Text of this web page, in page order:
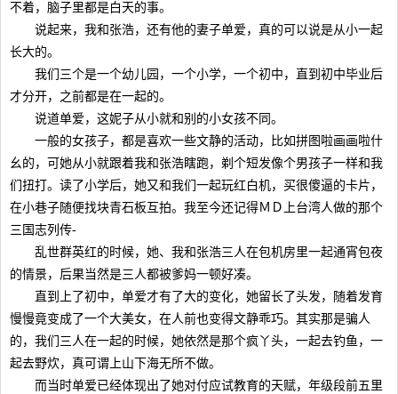
不着，脑子里都是白天的事。
说起来，我和张浩，还有他的妻子单爱，真的可以说是从小一起
长大的。
我们三个是一个幼儿园，一个小学，一个初中，直到初中毕业后
才分开，之前都是在一起的。
说道单爱，这妮子从小就和别的小女孩不同。
一般的女孩子，都是喜欢一些文静的活动，比如拼图啦画画啦什
幺的，可她从小就跟着我和张浩瞎跑，剃个短发像个男孩子一样和我
们扭打。读了小学后，她又和我们一起玩红白机，买很傻逼的卡片，
在小巷子随便找块青石板互拍。我至今还记得ＭＤ上台湾人做的那个
三国志列传-
乱世群英红的时候，她、我和张浩三人在包机房里一起通宵包夜
的情景，后果当然是三人都被爹妈一顿好凑。
直到上了初中，单爱才有了大的变化，她留长了头发，随着发育
慢慢竟变成了一个大美女，在人前也变得文静乖巧。其实那是骗人
的，我们三人在一起的时候，她依然是那个疯丫头，一起去钓鱼，一
起去野炊，真可谓上山下海无所不做。
而当时单爱已经体现出了她对付应试教育的天赋，年级段前五里